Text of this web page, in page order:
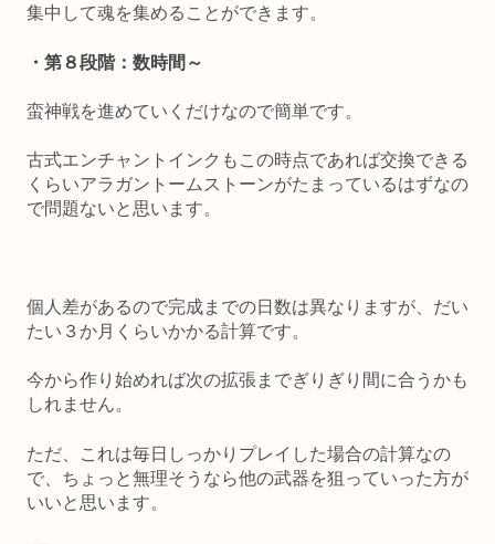
集中して魂を集めることができます。
・第８段階：数時間～
蛮神戦を進めていくだけなので簡単です。
古式エンチャントインクもこの時点であれば交換できる
くらいアラガントームストーンがたまっているはずなの
で問題ないと思います。
個人差があるので完成までの日数は異なりますが、だい
たい３か月くらいかかる計算です。
今から作り始めれば次の拡張までぎりぎり間に合うかも
しれません。
ただ、これは毎日しっかりプレイした場合の計算なの
で、ちょっと無理そうなら他の武器を狙っていった方が
いいと思います。